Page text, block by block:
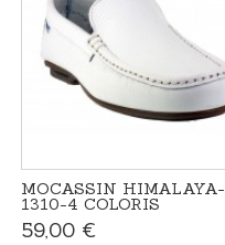
MOCASSIN HIMALAYA-
1310-4 COLORIS
59,00 €